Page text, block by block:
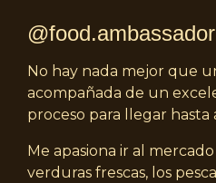
@food.ambassador
No hay nada mejor que
acompañada de un
proceso para llegar hasta
Me apasiona ir al
verduras frescas, los